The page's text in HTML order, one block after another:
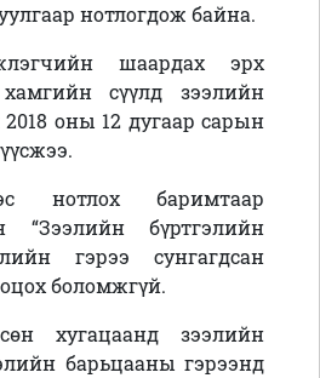
нотлогдож байна.
шаардах эрх
сүүлд зээлийн
2018 оны 12 дугаар сарын
нотлох баримтаар
“Зээлийн бүртгэлийн
гэрээ сунгагдсан
боломжгүй.
хугацаанд зээлийн
барьцааны гэрээнд